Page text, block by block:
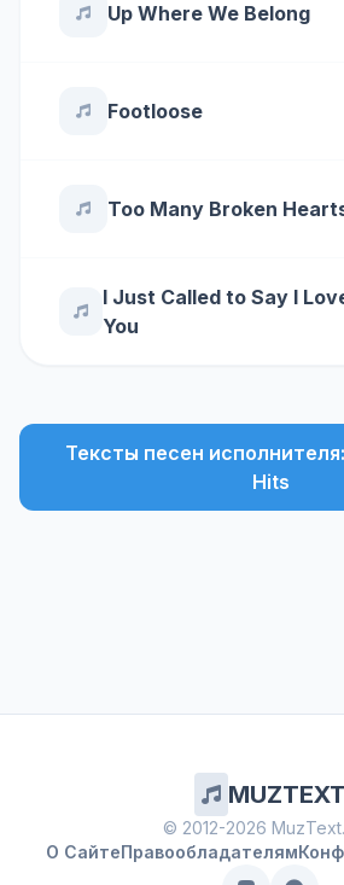
Up Where We Belong
Footloose
Too Many Broken
I Just Called to Say I
You
Тексты песен
Hits
MUZTEXT
© 2012-2026
О СайтеПравообладателям